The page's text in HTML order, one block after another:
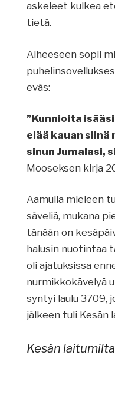
askeleet kulkea
tietä.
Aiheeseen sopii
eväs:
”Kunnioita
elää kauan siinä
sinun Jumalasi,
Mooseksen kirja
Aamulla mieleen
säveliä, mukana
tänään on
halusin nuotintaa
oli ajatuksissa
nurmikkokävelyä
syntyi laulu 3709,
jälkeen tuli Kesän
Kesän laitumilta